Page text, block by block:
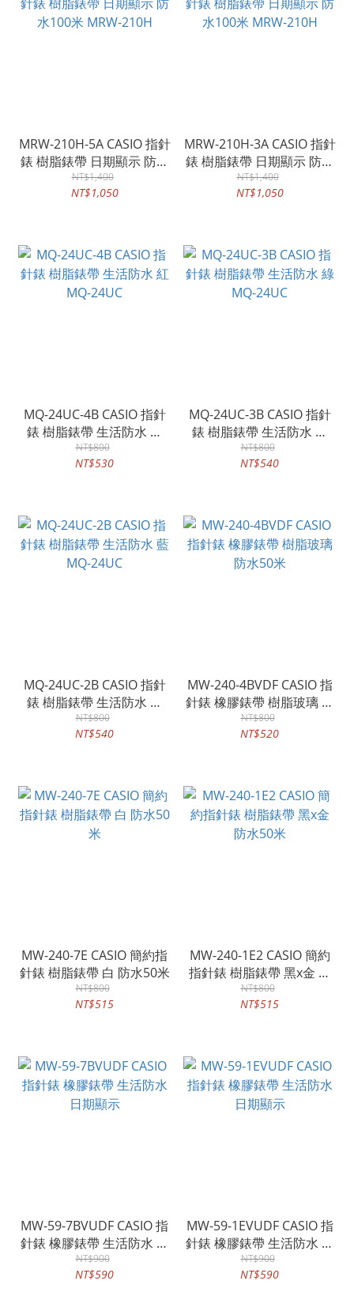
MRW-210H-5A CASIO 指針
錶 樹脂錶帶 日期顯示 防水
100米 MRW-210H
NT$1,400
NT$1,050
MRW-210H-3A CASIO 指針
錶 樹脂錶帶 日期顯示 防水
100米 MRW-210H
NT$1,400
NT$1,050
MQ-24UC-4B CASIO 指針
錶 樹脂錶帶 生活防水 紅
MQ-24UC
NT$800
NT$530
MQ-24UC-3B CASIO 指針
錶 樹脂錶帶 生活防水 綠
MQ-24UC
NT$800
NT$540
MQ-24UC-2B CASIO 指針
錶 樹脂錶帶 生活防水 藍
MQ-24UC
NT$800
NT$540
MW-240-4BVDF CASIO 指
針錶 橡膠錶帶 樹脂玻璃 防
水50米
NT$800
NT$520
MW-240-7E CASIO 簡約指
針錶 樹脂錶帶 白 防水50米
NT$800
NT$515
MW-240-1E2 CASIO 簡約
指針錶 樹脂錶帶 黑x金 防
水50米
NT$800
NT$515
MW-59-7BVUDF CASIO 指
針錶 橡膠錶帶 生活防水 日
期顯示
NT$900
NT$590
MW-59-1EVUDF CASIO 指
針錶 橡膠錶帶 生活防水 日
期顯示
NT$900
NT$590